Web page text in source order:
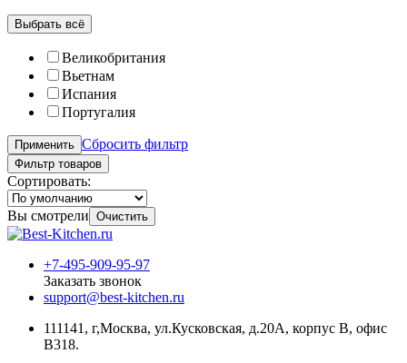
Выбрать всё
Великобритания
Вьетнам
Испания
Португалия
Применить Сбросить фильтр
Фильтр товаров
Сортировать:
Вы смотрели Очистить
+7-495-909-95-97
Заказать звонок
support@best-kitchen.ru
111141, г,Москва, ул.Кусковская, д.20А, корпус В, офис
В318.